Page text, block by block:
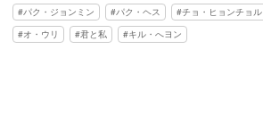
パク・ジョンミン パク・ヘス チョ・ヒョンチョル
オ・ウリ
君と私 キル・へヨン